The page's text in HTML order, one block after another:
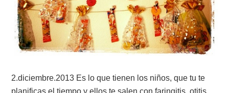
2.diciembre.2013 Es lo que tienen los niños, que tu te